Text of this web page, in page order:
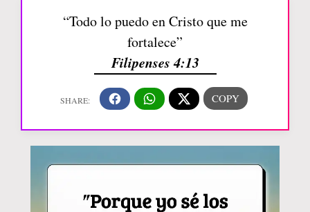
“Todo lo puedo en Cristo que me
fortalece”
Filipenses 4:13